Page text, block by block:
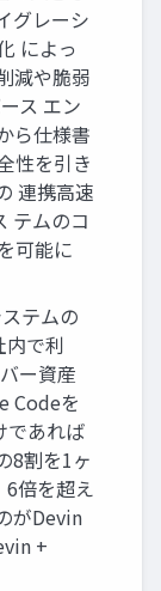
グレーシ
によっ
減や脆弱
ス エン
ら仕様書
性を引き
連携高速
テムのコ
可能に
テムの
内で利
ー資産
Codeを
であれば
8割を1ヶ
6倍を超え
がDevin
+